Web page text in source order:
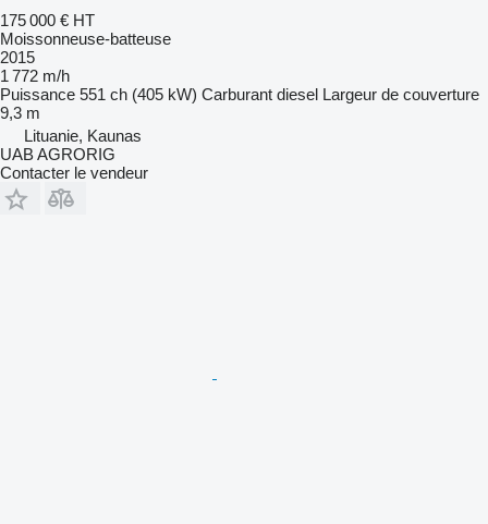
175 000 € HT
Moissonneuse-batteuse
2015
1 772 m/h
Puissance 551 ch (405 kW) Carburant diesel Largeur de couverture
9,3 m
Lituanie, Kaunas
UAB AGRORIG
Contacter le vendeur